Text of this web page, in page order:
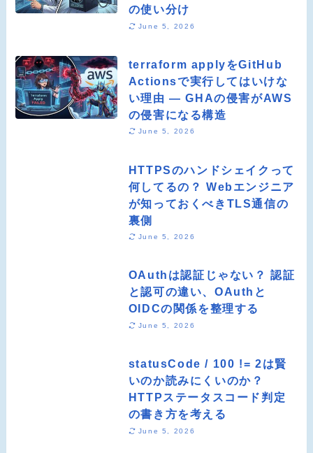
の使い分け
June 5, 2026
terraform applyをGitHub
Actionsで実行してはいけな
い理由 ― GHAの侵害がAWS
の侵害になる構造
June 5, 2026
HTTPSのハンドシェイクって
何してるの？ Webエンジニア
が知っておくべきTLS通信の
裏側
June 5, 2026
OAuthは認証じゃない？ 認証
と認可の違い、OAuthと
OIDCの関係を整理する
June 5, 2026
statusCode / 100 != 2は賢
いのか読みにくいのか？
HTTPステータスコード判定
の書き方を考える
June 5, 2026